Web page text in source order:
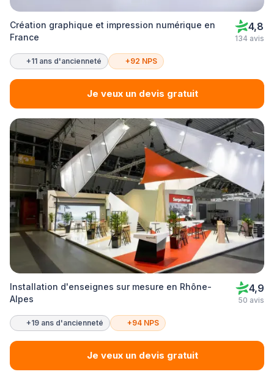
Création graphique et impression numérique en
France
4,8
134 avis
+11 ans d'ancienneté +92 NPS
Je veux un devis gratuit
Installation d'enseignes sur mesure en Rhône-
Alpes
4,9
50 avis
+19 ans d'ancienneté +94 NPS
Je veux un devis gratuit